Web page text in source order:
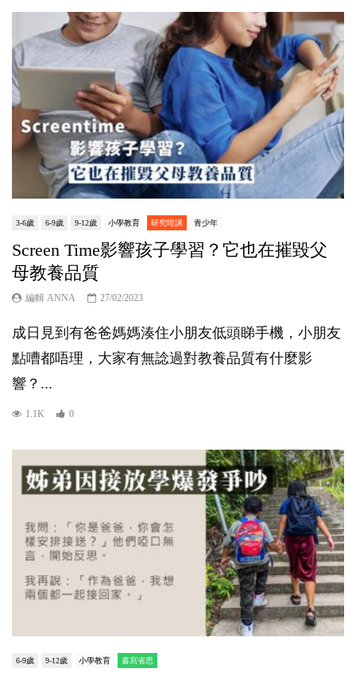
3-6歲 6-9歲 9-12歲 小學教育 研究咁講 青少年
Screen Time影響孩子學習？它也在摧毀父
母教養品質
編輯 ANNA 27/02/2023
成日見到有爸爸媽媽湊住小朋友低頭睇手機，小朋友
點嘈都唔理，大家有無諗過對教養品質有什麼影
響？...
1.1K 0
6-9歲 9-12歲 小學教育 書寫省思